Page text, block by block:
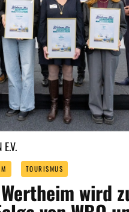
TOURISMUS
wird